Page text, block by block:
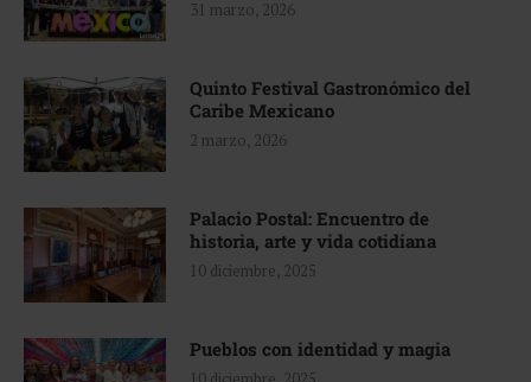
31 marzo, 2026
Quinto Festival Gastronómico del
Caribe Mexicano
2 marzo, 2026
Palacio Postal: Encuentro de
historia, arte y vida cotidiana
10 diciembre, 2025
Pueblos con identidad y magia